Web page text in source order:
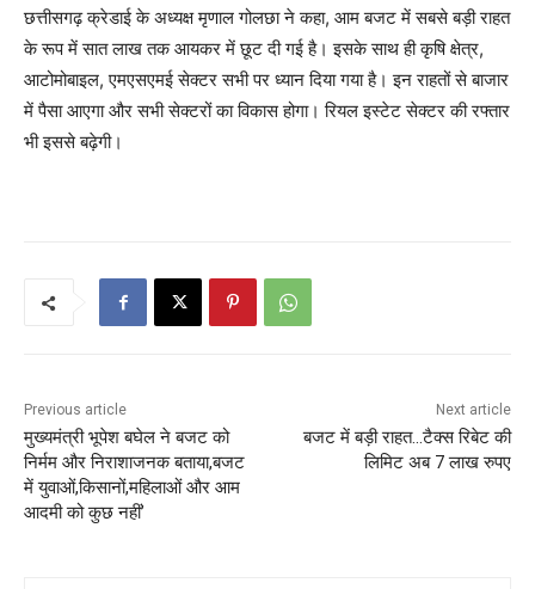
छत्तीसगढ़ क्रेडाई के अध्यक्ष मृणाल गोलछा ने कहा, आम बजट में सबसे बड़ी राहत
के रूप में सात लाख तक आयकर में छूट दी गई है। इसके साथ ही कृषि क्षेत्र,
आटोमोबाइल, एमएसएमई सेक्टर सभी पर ध्यान दिया गया है। इन राहतों से बाजार
में पैसा आएगा और सभी सेक्टरों का विकास होगा। रियल इस्टेट सेक्टर की रफ्तार
भी इससे बढ़ेगी।
Previous article
मुख्यमंत्री भूपेश बघेल ने बजट को
निर्मम और निराशाजनक बताया,बजट
में युवाओं,किसानों,महिलाओं और आम
आदमी को कुछ नहीं’
Next article
बजट में बड़ी राहत…टैक्स रिबेट की
लिमिट अब 7 लाख रुपए